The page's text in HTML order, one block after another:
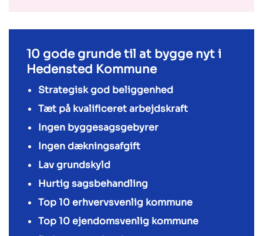
10 gode grunde til at bygge nyt i
Hedensted Kommune
Strategisk god beliggenhed
Tæt på kvalificeret arbejdskraft
Ingen byggesagsgebyrer
Ingen dækningsafgift
Lav grundskyld
Hurtig sagsbehandling
Top 10 erhvervsvenlig kommune
Top 10 ejendomsvenlig kommune